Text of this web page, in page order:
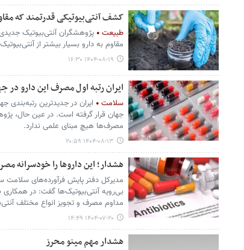
کشف آنتی‌بیوتیکی قدرتمند که
طبیعت
پژوهشگران آنتی‌بیوتیک
مقاوم به دارو بسیار بیشتر از
۱۴۰۴-۰۸-۱۹ ۱۶:۳۰
ایران رتبه اول مصرف این دارو در
سلامت
ایران در جدیدترین
جهان قرار گرفته است. در عین حال،
مصرف‌ها هیچ مبنای علمی ندارد.
۱۴۰۴-۰۸-۱۳ ۲۰:۵۹
هشدار؛ این داروها را خودسرانه
مدیرکل دفتر پایش فرآورده‌های
بی‌رویه آنتی‌بیوتیک‌ها گفت: در
مداوم مصرف و تجویز انواع مختلف
۱۴۰۴-۰۷-۲۰ ۱۴:۴۹
هشدار مهم مینو محرز